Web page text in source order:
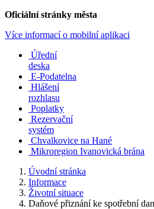
Oficiální stránky města
Více informací o mobilní aplikaci
Úřední
deska
E-Podatelna
Hlášení
rozhlasu
Poplatky
Rezervační
systém
Chvalkovice na Hané
Mikroregion Ivanovická brána
Úvodní stránka
Informace
Životní situace
Daňové přiznání ke spotřební